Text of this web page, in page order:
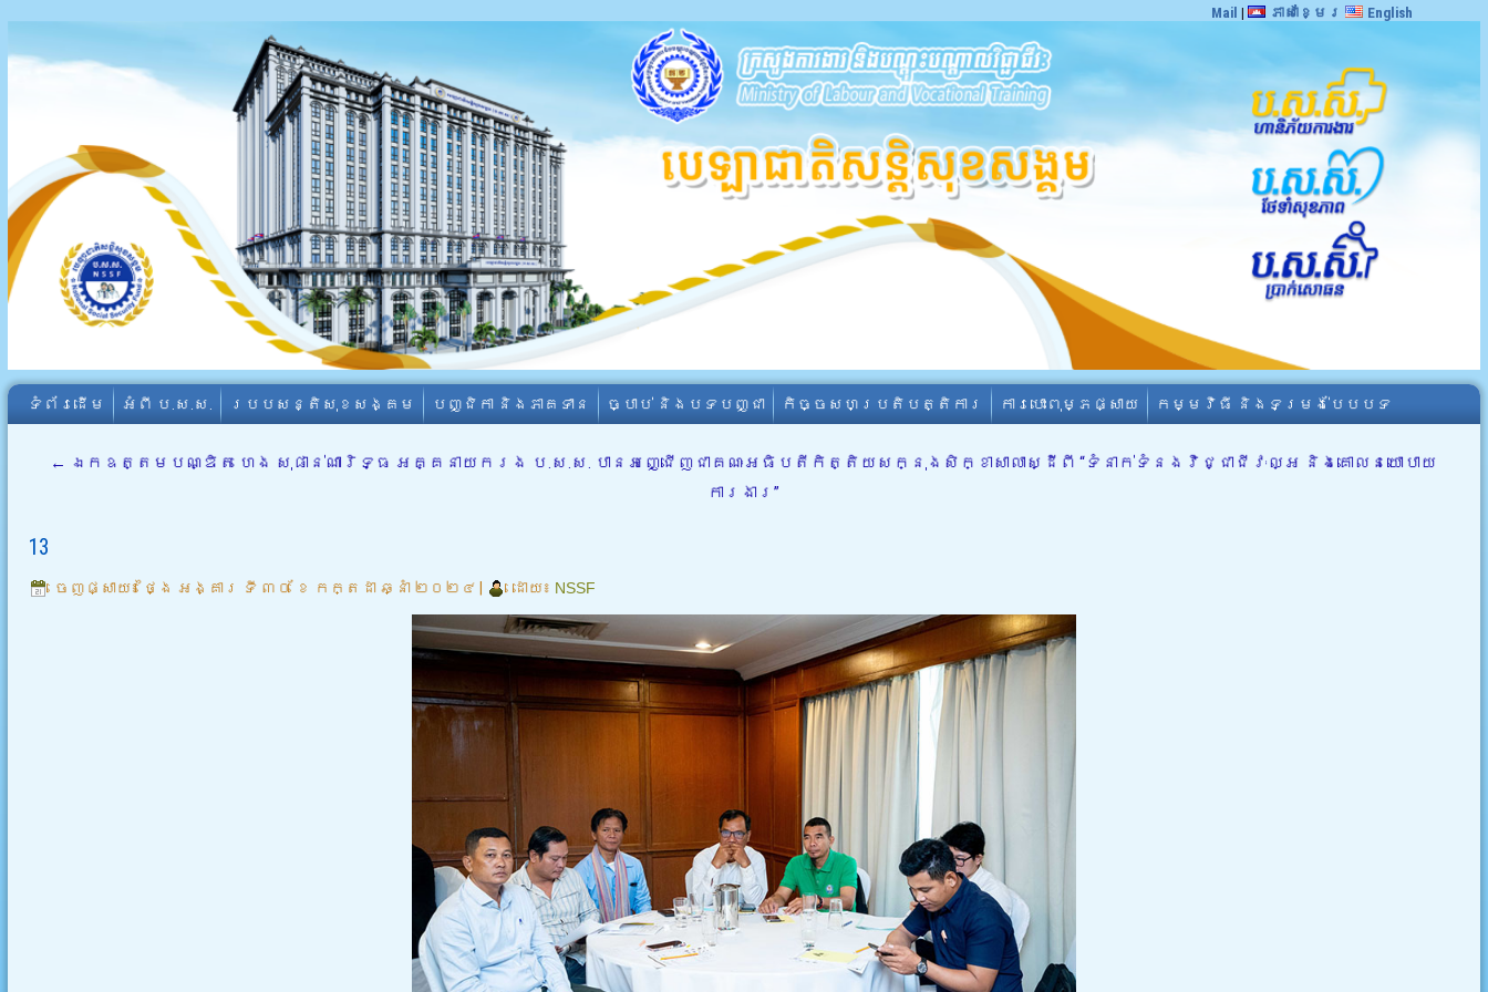
Mail | ភាសាខ្មែរ English
ទំព័រដើម អំពី​ ប.ស.ស. របបសន្តិសុខសង្គម បញ្ជិកា និងភាគទាន ច្បាប់ និងបទបញ្ជា កិច្ចសហប្រតិបត្តិការ ការបោះពុម្ភផ្សាយ កម្មវិធី និងទម្រង់បែបបទ
← ឯកឧត្តមបណ្ឌិត ហេង សុផាន់ណារិទ្ធ អគ្គនាយករង ប.ស.ស. បានអញ្ជើញជាគណៈអធិបតីកិត្តិយសក្នុងសិក្ខាសាលាស្ដីពី “ទំនាក់ទំនងវិជ្ជាជីវៈល្អ និងគោលនយោបាយ
ការងារ”
13
ចេញផ្សាយ៖ ថ្ងៃ អង្គារ ទី ៣០ ខែ កក្តដា ឆ្នាំ ២០២៤ ដោយ៖ NSSF